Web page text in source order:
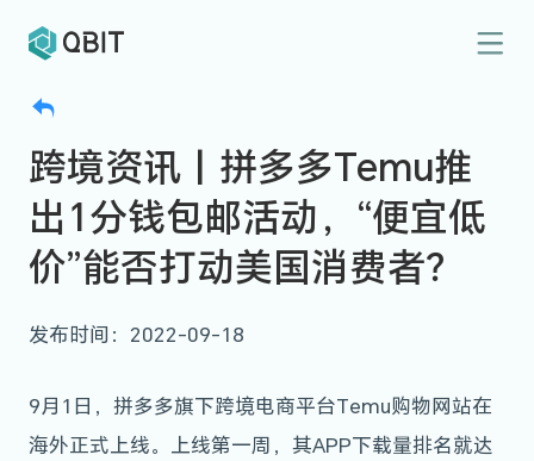
跨境资讯丨拼多多Temu推
出1分钱包邮活动，“便宜低
价”能否打动美国消费者？
发布时间：2022-09-18
9月1日，拼多多旗下跨境电商平台Temu购物网站在
海外正式上线。上线第一周，其APP下载量排名就达